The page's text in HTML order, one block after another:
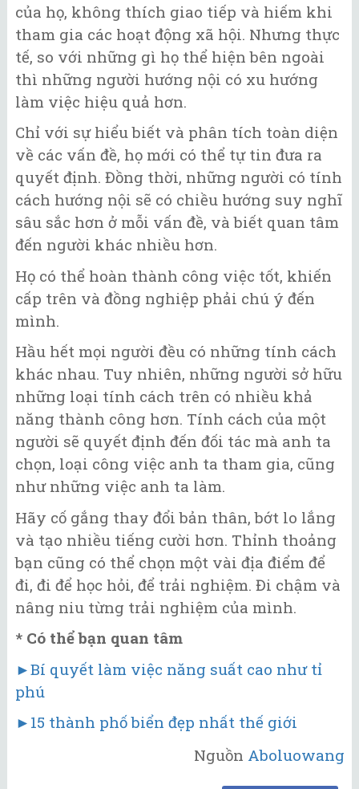
của họ, không thích giao tiếp và hiếm khi
tham gia các hoạt động xã hội. Nhưng thực
tế, so với những gì họ thể hiện bên ngoài
thì những người hướng nội có xu hướng
làm việc hiệu quả hơn.
Chỉ với sự hiểu biết và phân tích toàn diện
về các vấn đề, họ mới có thể tự tin đưa ra
quyết định. Đồng thời, những người có tính
cách hướng nội sẽ có chiều hướng suy nghĩ
sâu sắc hơn ở mỗi vấn đề, và biết quan tâm
đến người khác nhiều hơn.
Họ có thể hoàn thành công việc tốt, khiến
cấp trên và đồng nghiệp phải chú ý đến
mình.
Hầu hết mọi người đều có những tính cách
khác nhau. Tuy nhiên, những người sở hữu
những loại tính cách trên có nhiều khả
năng thành công hơn. Tính cách của một
người sẽ quyết định đến đối tác mà anh ta
chọn, loại công việc anh ta tham gia, cũng
như những việc anh ta làm.
Hãy cố gắng thay đổi bản thân, bớt lo lắng
và tạo nhiều tiếng cười hơn. Thỉnh thoảng
bạn cũng có thể chọn một vài địa điểm để
đi, đi để học hỏi, để trải nghiệm. Đi chậm và
nâng niu từng trải nghiệm của mình.
* Có thể bạn quan tâm
►Bí quyết làm việc năng suất cao như tỉ
phú
►15 thành phố biển đẹp nhất thế giới
Nguồn Aboluowang